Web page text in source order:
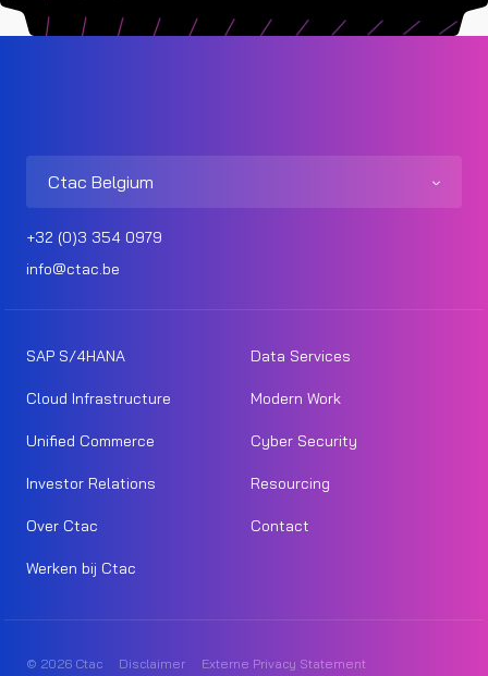
Ctac Belgium
+32 (0)3 354 0979
info@ctac.be
SAP S/4HANA Data Services
Cloud Infrastructure Modern Work
Unified Commerce Cyber Security
Investor Relations Resourcing
Over Ctac Contact
Werken bij Ctac
© 2026 Ctac Disclaimer Externe Privacy Statement